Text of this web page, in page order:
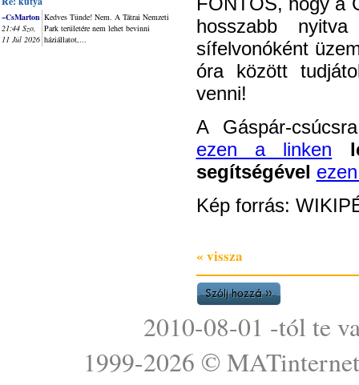
~CsMarton
21:44 Szo,
11 Júl 2026
Kedves Tünde! Nem. A Tátrai Nemzeti
Park területére nem lehet bevinni
háziállatot,...
hosszabb
sífelvonóként
óra között
venni!
A Gáspár-
ezen a linken
segítségével
Kép forrás:
« vissza
2010-08-01 -tól te
1999-2026 © MATinternet